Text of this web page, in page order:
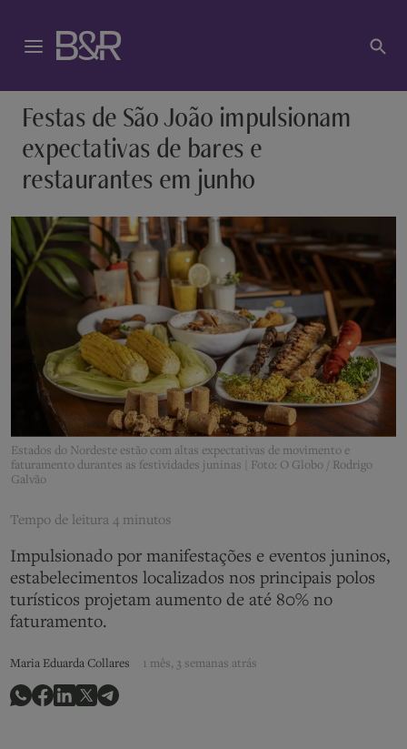
Festas de São João impulsionam
expectativas de bares e
restaurantes em junho
Estados do Nordeste estão com altas expectativas de movimento e
faturamento durantes as festividades juninas | Foto: O Globo / Rodrigo
Galvão
Tempo de leitura4 minutos
Impulsionado por manifestações e eventos juninos,
estabelecimentos localizados nos principais polos
turísticos projetam aumento de até 80% no
faturamento.
Maria Eduarda Collares 1 mês, 3 semanas atrás